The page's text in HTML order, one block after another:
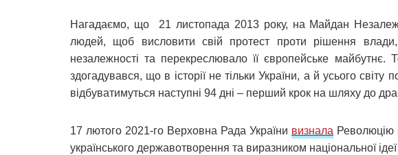
Нагадаємо, що 21 листопада 2013 року, на Майдан
людей, щоб висловити свій протест проти рішення влади,
незалежності та перекреслювало її європейське майбутнє.
здогадувався, що в історії не тільки України, а й усього світу
відбуватимуться наступні 94 дні – перший крок на шляху до
17 лютого 2021-го Верховна Рада України визнала Революцію
українського державотворення та виразником національної